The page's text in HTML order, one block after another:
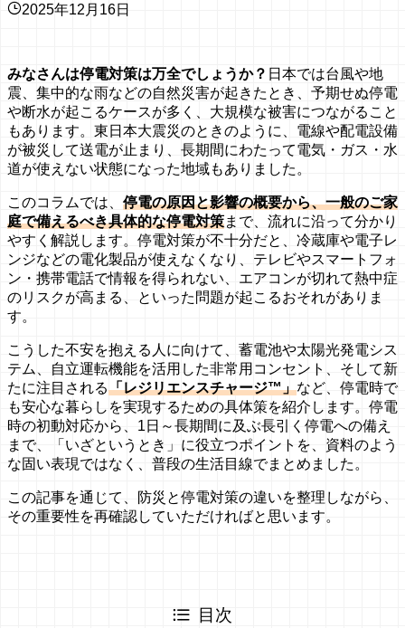
2025年12月16日
みなさんは停電対策は万全でしょうか？ 日本では台風や地
震、集中的な雨などの自然災害が起きたとき、予期せぬ停電
や断水が起こるケースが多く、大規模な被害につながること
もあります。東日本大震災のときのように、電線や配電設備
が被災して送電が止まり、長期間にわたって電気・ガス・水
道が使えない状態になった地域もありました。
このコラムでは、 停電の原因と影響の概要から、一般のご家
庭で備えるべき具体的な停電対策まで、流れに沿って分かり
やすく解説します。停電対策が不十分だと、冷蔵庫や電子レ
ンジなどの電化製品が使えなくなり、テレビやスマートフォ
ン・携帯電話で情報を得られない、エアコンが切れて熱中症
のリスクが高まる、といった問題が起こるおそれがありま
す。
こうした不安を抱える人に向けて、蓄電池や太陽光発電シス
テム、自立運転機能を活用した非常用コンセント、そして新
たに注目される「レジリエンスチャージ™」など、停電時で
も安心な暮らしを実現するための具体策を紹介します。停電
時の初動対応から、1日～長期間に及ぶ長引く停電への備え
まで、「いざというとき」に役立つポイントを、資料のよう
な固い表現ではなく、普段の生活目線でまとめました。
この記事を通じて、防災と停電対策の違いを整理しながら、
その重要性を再確認していただければと思います。
目次